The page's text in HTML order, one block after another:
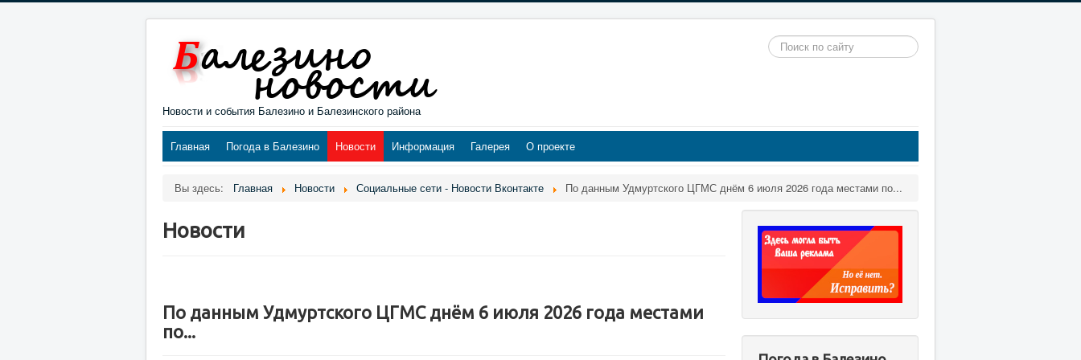
Новости и события Балезино и Балезинского района
Искать...
Главная Погода в Балезино Новости Информация Галерея О проекте
Вы здесь: Главная Новости Социальные сети - Новости Вконтакте По данным Удмуртского ЦГМС днём 6 июля 2026 года местами по...
Новости
По данным Удмуртского ЦГМС днём 6 июля 2026 года местами
по...